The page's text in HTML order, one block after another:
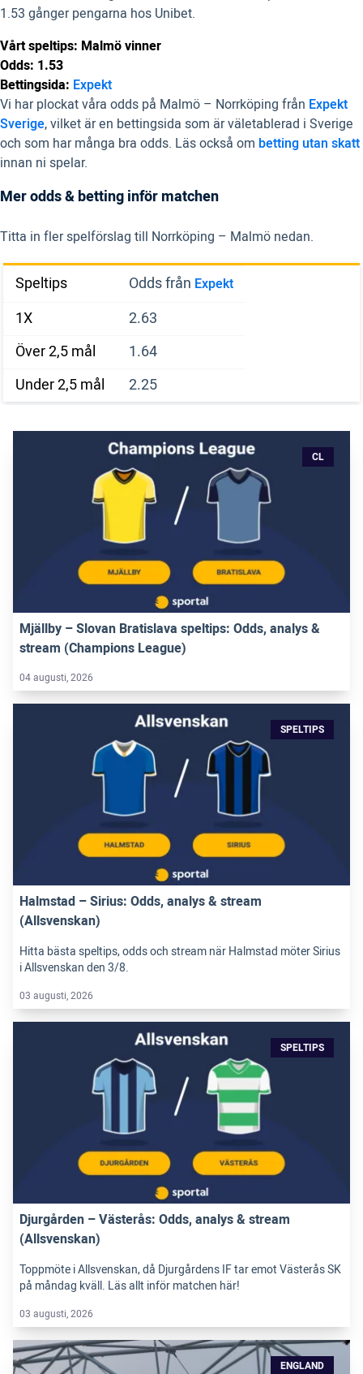
1.53 gånger pengarna hos Unibet.
Vårt speltips: Malmö vinner
Odds: 1.53
Bettingsida: Expekt
Vi har plockat våra odds på Malmö – Norrköping från Expekt
Sverige, vilket är en bettingsida som är väletablerad i Sverige
och som har många bra odds. Läs också om betting utan skatt
innan ni spelar.
Mer odds & betting inför matchen
Titta in fler spelförslag till Norrköping – Malmö nedan.
Speltips Odds från Expekt
1X
2.63
Över 2,5 mål
1.64
Under 2,5 mål
2.25
CL
Mjällby – Slovan Bratislava speltips: Odds, analys &
stream (Champions League)
04 augusti, 2026
SPELTIPS
Halmstad – Sirius: Odds, analys & stream
(Allsvenskan)
Hitta bästa speltips, odds och stream när Halmstad möter Sirius
i Allsvenskan den 3/8.
03 augusti, 2026
SPELTIPS
Djurgården – Västerås: Odds, analys & stream
(Allsvenskan)
Toppmöte i Allsvenskan, då Djurgårdens IF tar emot Västerås SK
på måndag kväll. Läs allt inför matchen här!
03 augusti, 2026
ENGLAND